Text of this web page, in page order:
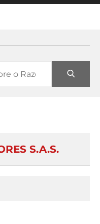
S.A.S.